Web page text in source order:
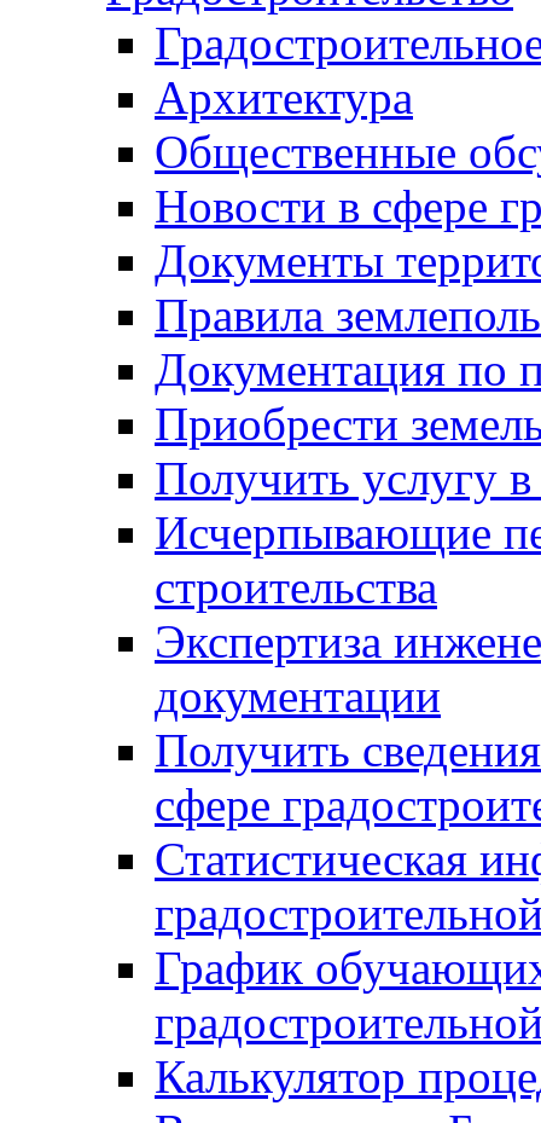
Архитектура
Общественные
Новости в сфере
Документы
Правила
Документация по
Приобрести
Получить услугу в
Исчерпывающие
строительства
Экспертиза
документации
Получить
сфере
Статистическая
График
Калькулятор